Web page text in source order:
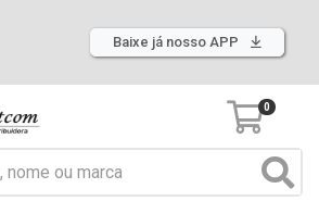
Baixe já nosso APP
0